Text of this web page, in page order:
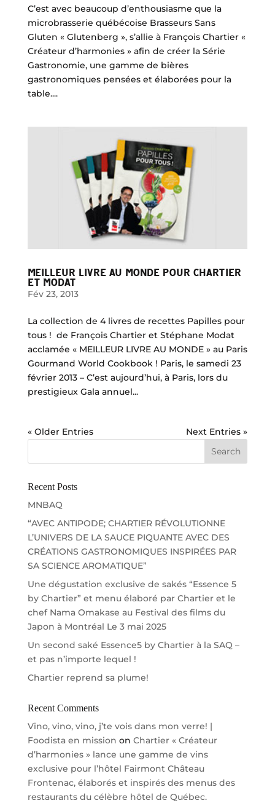
C’est avec beaucoup d’enthousiasme que la
microbrasserie québécoise Brasseurs Sans
Gluten « Glutenberg », s’allie à François Chartier «
Créateur d’harmonies » afin de créer la Série
Gastronomie, une gamme de bières
gastronomiques pensées et élaborées pour la
table....
MEILLEUR LIVRE AU MONDE POUR CHARTIER
ET MODAT
Fév 23, 2013
La collection de 4 livres de recettes Papilles pour
tous ! de François Chartier et Stéphane Modat
acclamée « MEILLEUR LIVRE AU MONDE » au Paris
Gourmand World Cookbook ! Paris, le samedi 23
février 2013 – C’est aujourd’hui, à Paris, lors du
prestigieux Gala annuel...
« Older Entries Next Entries »
Recent Posts
MNBAQ
“AVEC ANTIPODE; CHARTIER RÉVOLUTIONNE
L’UNIVERS DE LA SAUCE PIQUANTE AVEC DES
CRÉATIONS GASTRONOMIQUES INSPIRÉES PAR
SA SCIENCE AROMATIQUE”
Une dégustation exclusive de sakés “Essence 5
by Chartier” et menu élaboré par Chartier et le
chef Nama Omakase au Festival des films du
Japon à Montréal Le 3 mai 2025
Un second saké Essence5 by Chartier à la SAQ –
et pas n’importe lequel !
Chartier reprend sa plume!
Recent Comments
Vino, vino, vino, j’te vois dans mon verre! |
Foodista en mission on Chartier « Créateur
d’harmonies » lance une gamme de vins
exclusive pour l’hôtel Fairmont Château
Frontenac, élaborés et inspirés des menus des
restaurants du célèbre hôtel de Québec.